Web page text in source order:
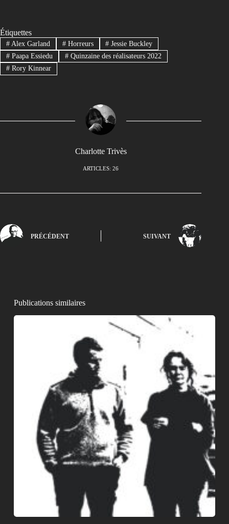
Étiquettes
#Alex Garland #Horreurs # Jessie Buckley
#Paapa Essiedu #Quinzaine des réalisateurs 2022
#Rory Kinnear
Charlotte Trivès
ARTICLES: 26
PRÉCÉDENT SUIVANT
Publications similaires